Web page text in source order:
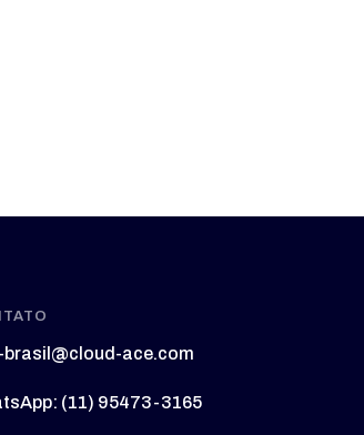
brasil@cloud-ace.com
(11) 95473-3165